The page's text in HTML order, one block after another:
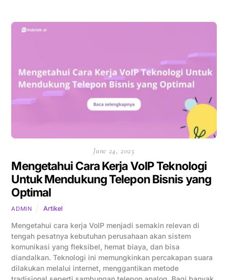
June 24, 2025
Mengetahui Cara Kerja VoIP Teknologi
Untuk Mendukung Telepon Bisnis yang
Optimal
ADMIN Artikel
Mengetahui cara kerja VoIP menjadi semakin relevan di
tengah pesatnya kebutuhan perusahaan akan sistem
komunikasi yang fleksibel, hemat biaya, dan bisa
diandalkan. Teknologi ini memungkinkan percakapan suara
dilakukan melalui internet, menggantikan metode